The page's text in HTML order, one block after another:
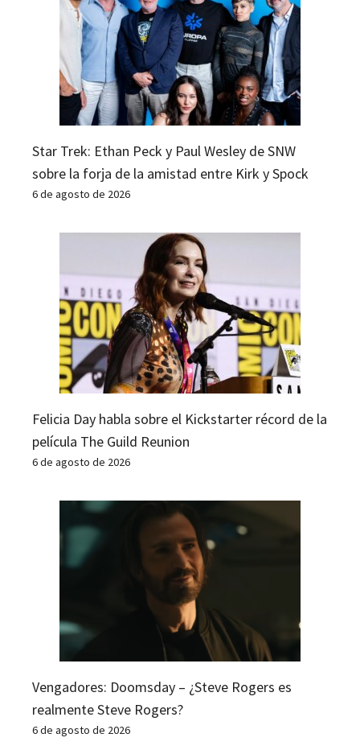
Star Trek: Ethan Peck y Paul Wesley de SNW
sobre la forja de la amistad entre Kirk y Spock
6 de agosto de 2026
Felicia Day habla sobre el Kickstarter récord de la
película The Guild Reunion
6 de agosto de 2026
Vengadores: Doomsday – ¿Steve Rogers es
realmente Steve Rogers?
6 de agosto de 2026